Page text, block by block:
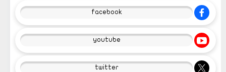
facebook
youtube
twitter